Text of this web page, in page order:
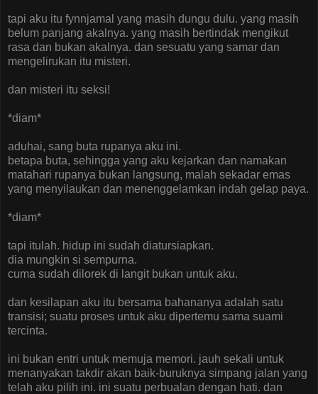
tapi aku itu fynnjamal yang masih dungu dulu. yang masih
belum panjang akalnya. yang masih bertindak mengikut
rasa dan bukan akalnya. dan sesuatu yang samar dan
mengelirukan itu misteri.
dan misteri itu seksi!
*diam*
aduhai, sang buta rupanya aku ini.
betapa buta, sehingga yang aku kejarkan dan namakan
matahari rupanya bukan langsung, malah sekadar emas
yang menyilaukan dan menenggelamkan indah gelap paya.
*diam*
tapi itulah. hidup ini sudah diatursiapkan.
dia mungkin si sempurna.
cuma sudah dilorek di langit bukan untuk aku.
dan kesilapan aku itu bersama bahananya adalah satu
transisi; suatu proses untuk aku dipertemu sama suami
tercinta.
ini bukan entri untuk memuja memori. jauh sekali untuk
menanyakan takdir akan baik-buruknya simpang jalan yang
telah aku pilih ini. ini suatu perbualan dengan hati. dan